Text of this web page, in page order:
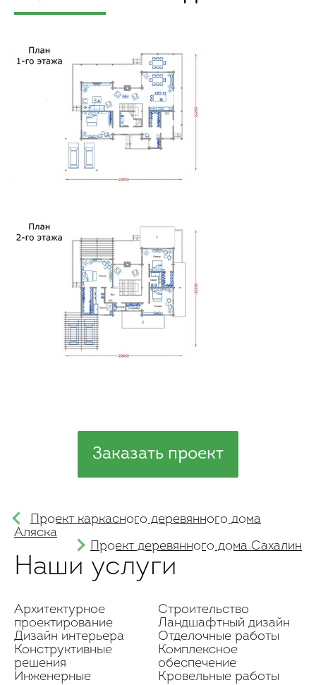
Заказать проект
Проект каркасного деревянного дома
Аляска
Проект деревянного дома Сахалин
Наши услуги
Архитектурное
проектирование
Дизайн интерьера
Конструктивные
решения
Инженерные
Строительство
Ландшафтный дизайн
Отделочные работы
Комплексное
обеспечение
Кровельные работы